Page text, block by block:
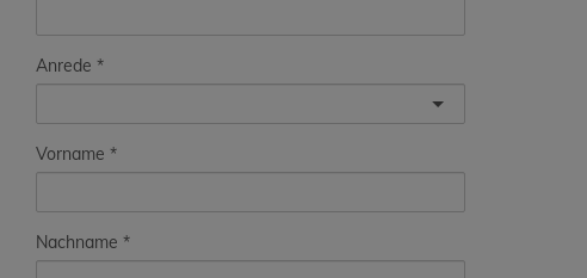
Anrede
Vorname
Nachname